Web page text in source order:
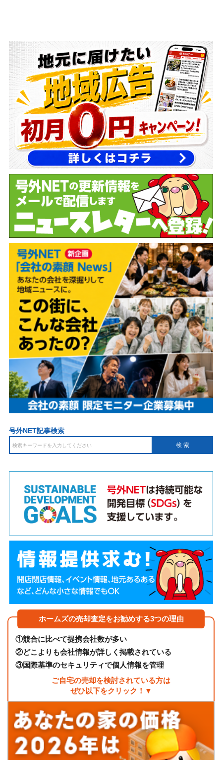
号外NET記事検索
ホームズの売却査定をお勧めする3つの理由
①競合に比べて提携会社数が多い
②どこよりも会社情報が詳しく掲載されている
③国際基準のセキュリティで個人情報を管理
ご自宅の売却を検討されている方は
ぜひ以下をクリック！▼